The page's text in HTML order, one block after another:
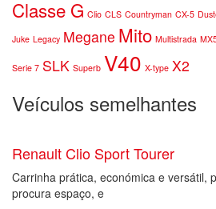
Classe G Clio CLS Countryman CX-5
Juke Legacy Megane Mito Multistrada
Serie 7 SLK Superb V40 X-type X2
Veículos semelhantes
Renault Clio Sport Tourer
Carrinha prática, económica e versátil,
procura espaço, e